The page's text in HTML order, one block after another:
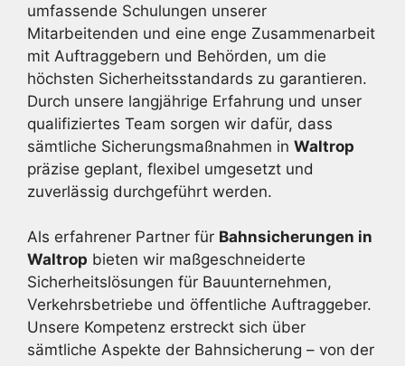
umfassende Schulungen unserer
Mitarbeitenden und eine enge Zusammenarbeit
mit Auftraggebern und Behörden, um die
höchsten Sicherheitsstandards zu garantieren.
Durch unsere langjährige Erfahrung und unser
qualifiziertes Team sorgen wir dafür, dass
sämtliche Sicherungsmaßnahmen in Waltrop
präzise geplant, flexibel umgesetzt und
zuverlässig durchgeführt werden.
Als erfahrener Partner für Bahnsicherungen in
Waltrop bieten wir maßgeschneiderte
Sicherheitslösungen für Bauunternehmen,
Verkehrsbetriebe und öffentliche Auftraggeber.
Unsere Kompetenz erstreckt sich über
sämtliche Aspekte der Bahnsicherung – von der